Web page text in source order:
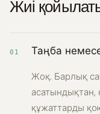
Жиі
01 Таңба
Жоқ. Барлық
асатындықтан,
құжаттарды